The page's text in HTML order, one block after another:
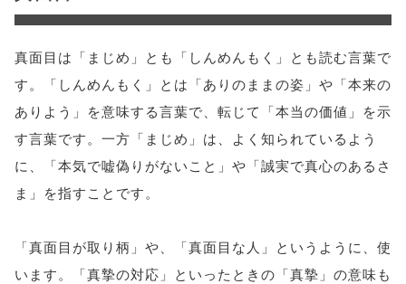
真面目は「まじめ」とも「しんめんもく」とも読む言葉で
す。「しんめんもく」とは「ありのままの姿」や「本来の
ありよう」を意味する言葉で、転じて「本当の価値」を示
す言葉です。一方「まじめ」は、よく知られているよう
に、「本気で嘘偽りがないこと」や「誠実で真心のあるさ
ま」を指すことです。
「真面目が取り柄」や、「真面目な人」というように、使
います。「真摯の対応」といったときの「真摯」の意味も